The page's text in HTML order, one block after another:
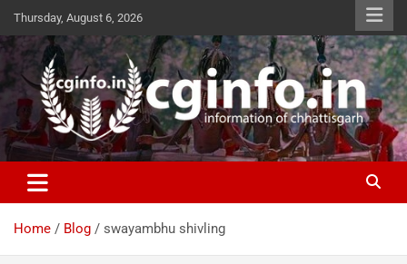
content
Thursday, August 6, 2026
cginfo.in
information of Chhattisgarh
Home Blog swayambhu shivling